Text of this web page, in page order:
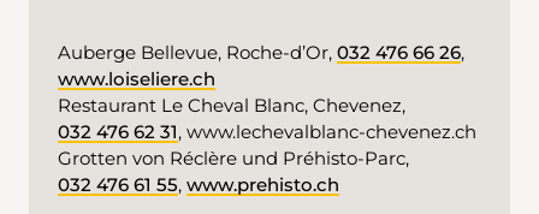
Auberge Bellevue, Roche-d’Or, 032 476 66 26,
www.loiseliere.ch
Restaurant Le Cheval Blanc, Chevenez,
032 476 62 31, www.lechevalblanc-chevenez.ch
Grotten von Réclère und Préhisto-Parc,
032 476 61 55, www.prehisto.ch